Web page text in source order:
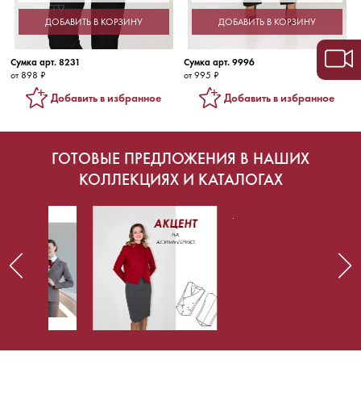
ДОБАВИТЬ В КОРЗИНУ
Сумка арт. 8231
от 898 ₽
Добавить в избранное
ДОБАВИТЬ В КОРЗИНУ
Сумка арт. 9996
от 995 ₽
Добавить в избранное
ГОТОВЫЕ ПРЕДЛОЖЕНИЯ В НАШИХ
КОЛЛЕКЦИЯХ И КАТАЛОГАХ